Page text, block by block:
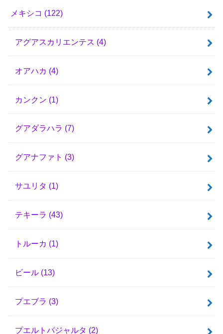
メキシコ (122)
アグアスカリエンテス (4)
オアハカ (4)
カンクン (1)
グアダラハラ (7)
グアナファト (3)
サユリタ (1)
テキーラ (43)
トルーカ (1)
ビール (13)
プエブラ (3)
プエルトバジャルタ (2)